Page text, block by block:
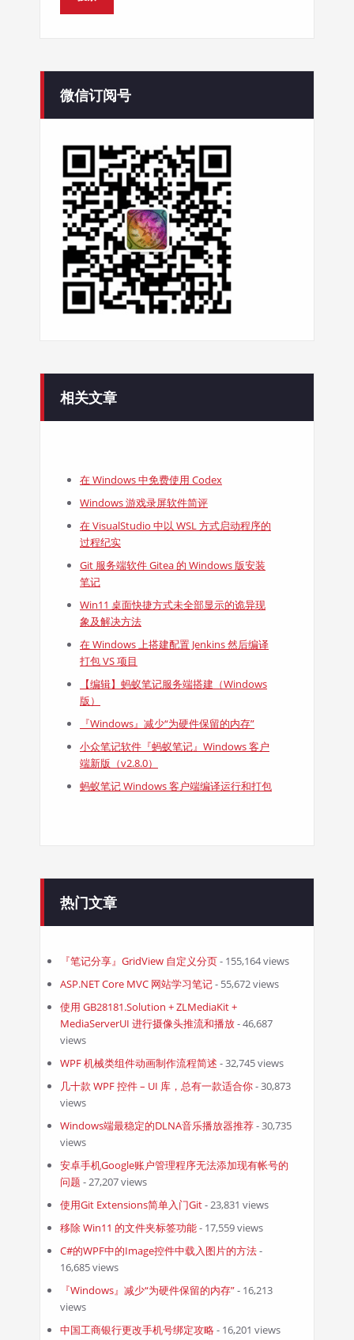
微信订阅号
相关文章
在 Windows 中免费使用 Codex
Windows 游戏录屏软件简评
在 VisualStudio 中以 WSL 方式启动程序的
过程纪实
Git 服务端软件 Gitea 的 Windows 版安装
笔记
Win11 桌面快捷方式未全部显示的诡异现
象及解决方法
在 Windows 上搭建配置 Jenkins 然后编译
打包 VS 项目
【编辑】蚂蚁笔记服务端搭建（Windows
版）
『Windows』减少“为硬件保留的内存”
小众笔记软件『蚂蚁笔记』Windows 客户
端新版（v2.8.0）
蚂蚁笔记 Windows 客户端编译运行和打包
热门文章
『笔记分享』GridView 自定义分页- 155,164 views
ASP.NET Core MVC 网站学习笔记- 55,672 views
使用 GB28181.Solution + ZLMediaKit +
MediaServerUI 进行摄像头推流和播放- 46,687
views
WPF 机械类组件动画制作流程简述 - 32,745 views
几十款 WPF 控件 – UI 库，总有一款适合你- 30,873
views
Windows端最稳定的DLNA音乐播放器推荐- 30,735
views
安卓手机Google账户管理程序无法添加现有帐号的
问题 - 27,207 views
使用Git Extensions简单入门Git- 23,831 views
移除 Win11 的文件夹标签功能- 17,559 views
C#的WPF中的Image控件中载入图片的方法-
16,685 views
『Windows』减少“为硬件保留的内存”- 16,213
views
中国工商银行更改手机号绑定攻略 - 16,201 views